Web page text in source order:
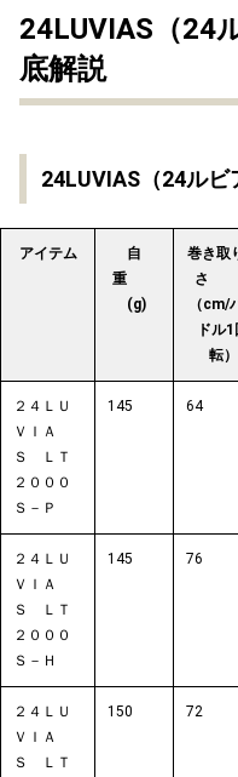
24LUVIAS（24
底解説
24LUVIAS（24ル
アイテム
自
重
(g)
巻き取
（cm/
ドル1
転）
２４ＬＵ
ＶＩＡ
Ｓ ＬＴ
２０００
Ｓ－Ｐ
145 64
２４ＬＵ
ＶＩＡ
Ｓ ＬＴ
２０００
Ｓ－Ｈ
145 76
２４ＬＵ
ＶＩＡ
Ｓ ＬＴ
150 72